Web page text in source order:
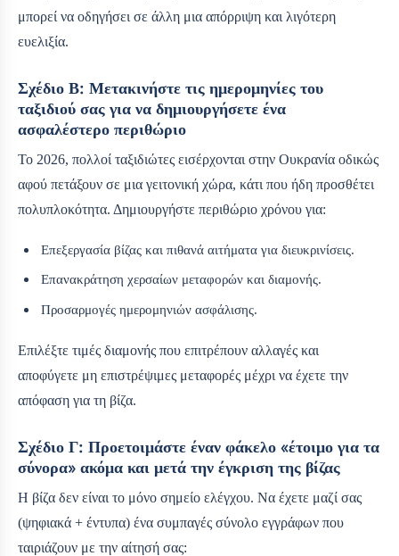
μπορεί να οδηγήσει σε άλλη μια απόρριψη και λιγότερη
ευελιξία.
Σχέδιο Β: Μετακινήστε τις ημερομηνίες του
ταξιδιού σας για να δημιουργήσετε ένα
ασφαλέστερο περιθώριο
Το 2026, πολλοί ταξιδιώτες εισέρχονται στην Ουκρανία οδικώς
αφού πετάξουν σε μια γειτονική χώρα, κάτι που ήδη προσθέτει
πολυπλοκότητα. Δημιουργήστε περιθώριο χρόνου για:
Επεξεργασία βίζας και πιθανά αιτήματα για διευκρινίσεις.
Επανακράτηση χερσαίων μεταφορών και διαμονής.
Προσαρμογές ημερομηνιών ασφάλισης.
Επιλέξτε τιμές διαμονής που επιτρέπουν αλλαγές και
αποφύγετε μη επιστρέψιμες μεταφορές μέχρι να έχετε την
απόφαση για τη βίζα.
Σχέδιο Γ: Προετοιμάστε έναν φάκελο «έτοιμο για τα
σύνορα» ακόμα και μετά την έγκριση της βίζας
Η βίζα δεν είναι το μόνο σημείο ελέγχου. Να έχετε μαζί σας
(ψηφιακά + έντυπα) ένα συμπαγές σύνολο εγγράφων που
ταιριάζουν με την αίτησή σας: